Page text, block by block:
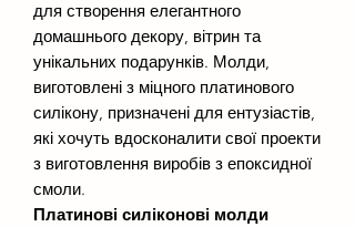
для створення елегантного
домашнього декору, вітрин та
унікальних подарунків. Молди,
виготовлені з міцного платинового
силікону, призначені для ентузіастів,
які хочуть вдосконалити свої проекти
з виготовлення виробів з епоксидної
смоли.
Платинові силіконові молди